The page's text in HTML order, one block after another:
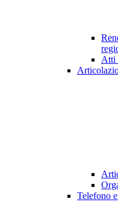
Atti
Telefono